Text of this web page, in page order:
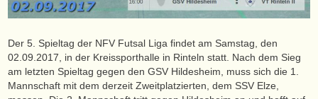
Der 5. Spieltag der NFV Futsal Liga findet am Samstag, den
02.09.2017, in der Kreissporthalle in Rinteln statt. Nach dem Sieg
am letzten Spieltag gegen den GSV Hildesheim, muss sich die 1.
Mannschaft mit dem derzeit Zweitplatzierten, dem SSV Elze,